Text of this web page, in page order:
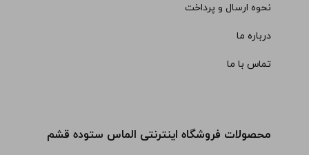
نحوه ارسال و پرداخت
درباره ما
تماس با ما
محصولات فروشگاه اینترنتی الماس ستوده قشم